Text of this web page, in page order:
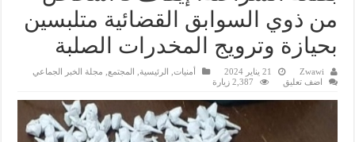
من ذوي السوابق القضائية متلبسين
بحيازة وترويج المخدرات الصلبة
Zwawi 21 يناير 2024 أمنيات الرئيسية المجتمع
مجلة الخبر الجماعي
اضف تعليق
2,387 زيارة